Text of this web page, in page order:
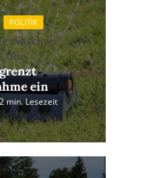
POLITIK
zwischen
Uhr
ein
2 min. Lesezeit